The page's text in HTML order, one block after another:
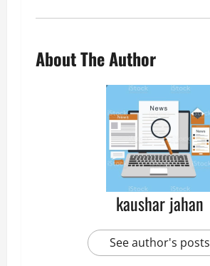
About The Author
kaushar jahan
See author's posts